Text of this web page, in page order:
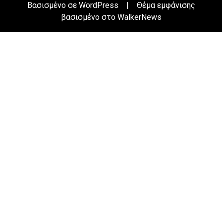
Βασισμένο σε WordPress |
Θέμα εμφάνισης
βασισμένο στο WalkerNews